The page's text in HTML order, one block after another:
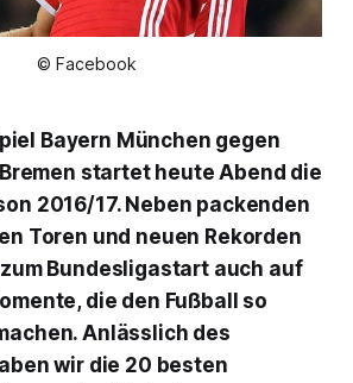
© Facebook
Bayern München gegen
startet heute Abend die
2016/17. Neben packenden
Toren und neuen Rekorden
Bundesligastart auch auf
die den Fußball so
Anlässlich des
wir die 20 besten